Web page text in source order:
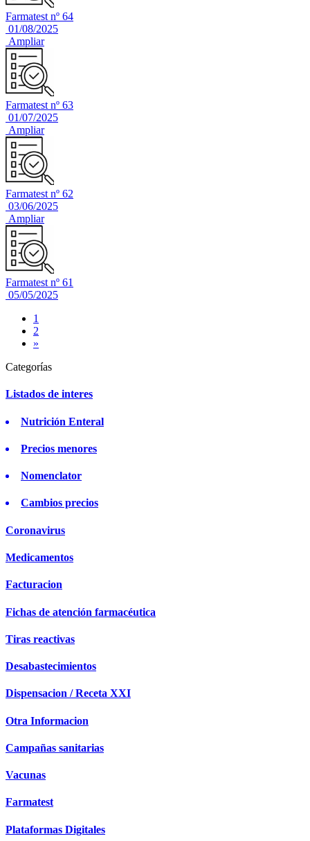
Farmatest nº 64
01/08/2025
Ampliar
Farmatest nº 63
01/07/2025
Ampliar
Farmatest nº 62
03/06/2025
Ampliar
Farmatest nº 61
05/05/2025
1
2
»
Categorías
Listados de interes
Nutrición Enteral
Precios menores
Nomenclator
Cambios precios
Coronavirus
Medicamentos
Facturacion
Fichas de atención farmacéutica
Tiras reactivas
Desabastecimientos
Dispensacion / Receta XXI
Otra Informacion
Campañas sanitarias
Vacunas
Farmatest
Plataformas Digitales